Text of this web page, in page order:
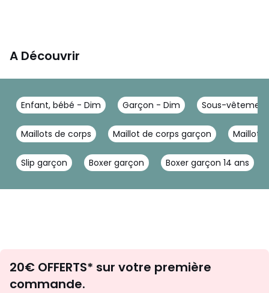
A Découvrir
Enfant, bébé - Dim Garçon - Dim Sous-
Maillots de corps Maillot de corps garçon Maillot
Slip garçon Boxer garçon Boxer garçon 14 ans
d'inspirations
20€ OFFERTS* sur votre première
commande.